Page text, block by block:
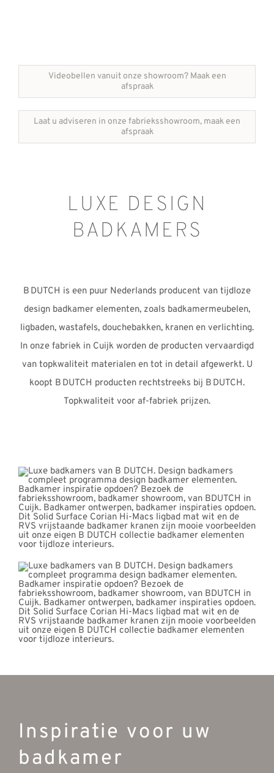
Videobellen vanuit onze showroom? Maak een
afspraak
Laat u adviseren in onze fabrieksshowroom, maak een
afspraak
LUXE DESIGN
BADKAMERS
B DUTCH is een puur Nederlands producent van tijdloze
design badkamer elementen, zoals badkamermeubelen,
ligbaden, wastafels, douchebakken, kranen en verlichting.
In onze fabriek in Cuijk worden de producten vervaardigd
van topkwaliteit materialen en tot in detail afgewerkt. U
koopt B DUTCH producten rechtstreeks bij B DUTCH.
Topkwaliteit voor af-fabriek prijzen.
Inspiratie voor uw
badkamer